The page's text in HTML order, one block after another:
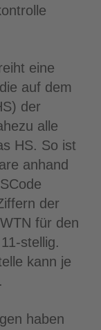
eine
auf dem
der
alle
HS. So ist
anhand
der
für den
stellig.
kann je
haben